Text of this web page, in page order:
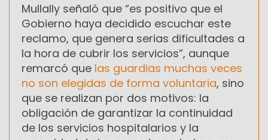
Mullally señaló que “es positivo que el
Gobierno haya decidido escuchar este
reclamo, que genera serias dificultades a
la hora de cubrir los servicios”, aunque
remarcó que las guardias muchas veces
no son elegidas de forma voluntaria, sino
que se realizan por dos motivos: la
obligación de garantizar la continuidad
de los servicios hospitalarios y la